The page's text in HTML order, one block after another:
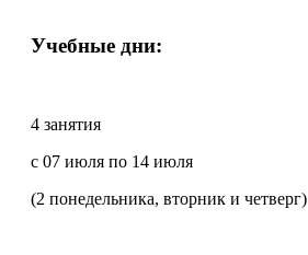
Учебные дни:
4 занятия
с 07 июля по 14 июля
(2 понедельника, вторник и четверг)